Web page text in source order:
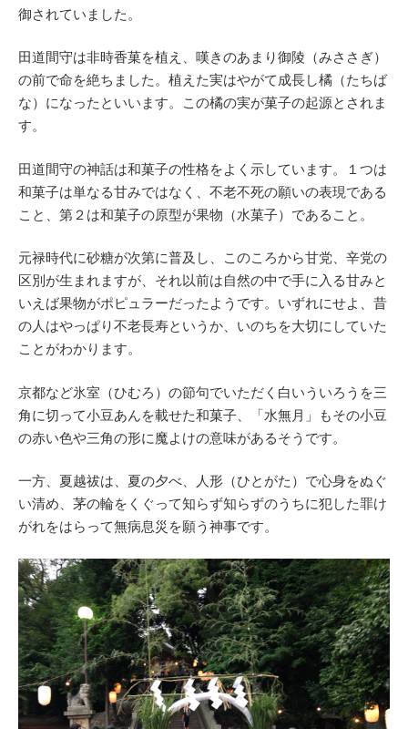
御されていました。
田道間守は非時香菓を植え、嘆きのあまり御陵（みささぎ）
の前で命を絶ちました。植えた実はやがて成長し橘（たちば
な）になったといいます。この橘の実が菓子の起源とされま
す。
田道間守の神話は和菓子の性格をよく示しています。１つは
和菓子は単なる甘みではなく、不老不死の願いの表現である
こと、第２は和菓子の原型が果物（水菓子）であること。
元禄時代に砂糖が次第に普及し、このころから甘党、辛党の
区別が生まれますが、それ以前は自然の中で手に入る甘みと
いえば果物がポピュラーだったようです。いずれにせよ、昔
の人はやっぱり不老長寿というか、いのちを大切にしていた
ことがわかります。
京都など氷室（ひむろ）の節句でいただく白いういろうを三
角に切って小豆あんを載せた和菓子、「水無月」もその小豆
の赤い色や三角の形に魔よけの意味があるそうです。
一方、夏越祓は、夏の夕べ、人形（ひとがた）で心身をぬぐ
い清め、茅の輪をくぐって知らず知らずのうちに犯した罪け
がれをはらって無病息災を願う神事です。